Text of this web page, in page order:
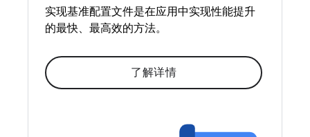
实现基准配置文件是在应用中实现性能提升
的最快、最高效的方法。
了解详情